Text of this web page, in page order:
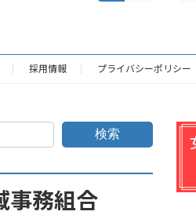
ジ
ジ
ジ
採用情報 プライバシーポリシー
検索
事務組合